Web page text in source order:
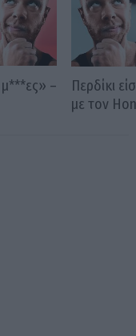
μ***ες» –
Περδίκι
με τον